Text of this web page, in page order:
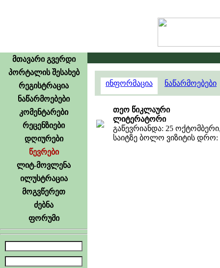
მთავარი გვერდი
პორტალის შესახებ
რეგისტრაცია
ნაწარმოებები
კომენტარები
რეცენზიები
დღიურები
წევრები
ლიტ-მოვლენა
ილუსტრაცია
მოგვწერეთ
ძებნა
ფორუმი
ინფორმაცია ნაწარმოებები
თეო წიკლაური
ლიტერატორი
გაწევრიანდა: 25
საიტზე ბოლო ვიზიტის დრო: